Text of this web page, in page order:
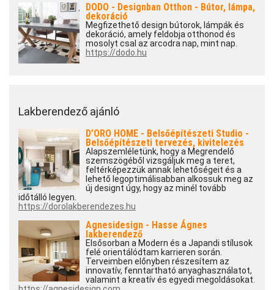
DODO - Designban Otthon - Bútor, lámpa,
dekoráció
Megfizethető design bútorok, lámpák és
dekoráció, amely feldobja otthonod és
mosolyt csal az arcodra nap, mint nap.
https://dodo.hu
Lakberendező ajánló
D’ORO HOME - Belsőépítészeti Studio -
Belsőépítészeti tervezés, kivitelezés
Alapszemléletünk, hogy a Megrendelő
szemszögéből vizsgáljuk meg a teret,
feltérképezzük annak lehetőségeit és a
lehető legoptimálisabban alkossuk meg az
új designt úgy, hogy az minél tovább
időtálló legyen.
https://dorolakberendezes.hu
Agnesidesign - Hasse Ágnes
lakberendező
Elsősorban a Modern és a Japandi stílusok
felé orientálódtam karrieren során.
Terveimben előnyben részesítem az
innovatív, fenntartható anyaghasználatot,
valamint a kreatív és egyedi megoldásokat.